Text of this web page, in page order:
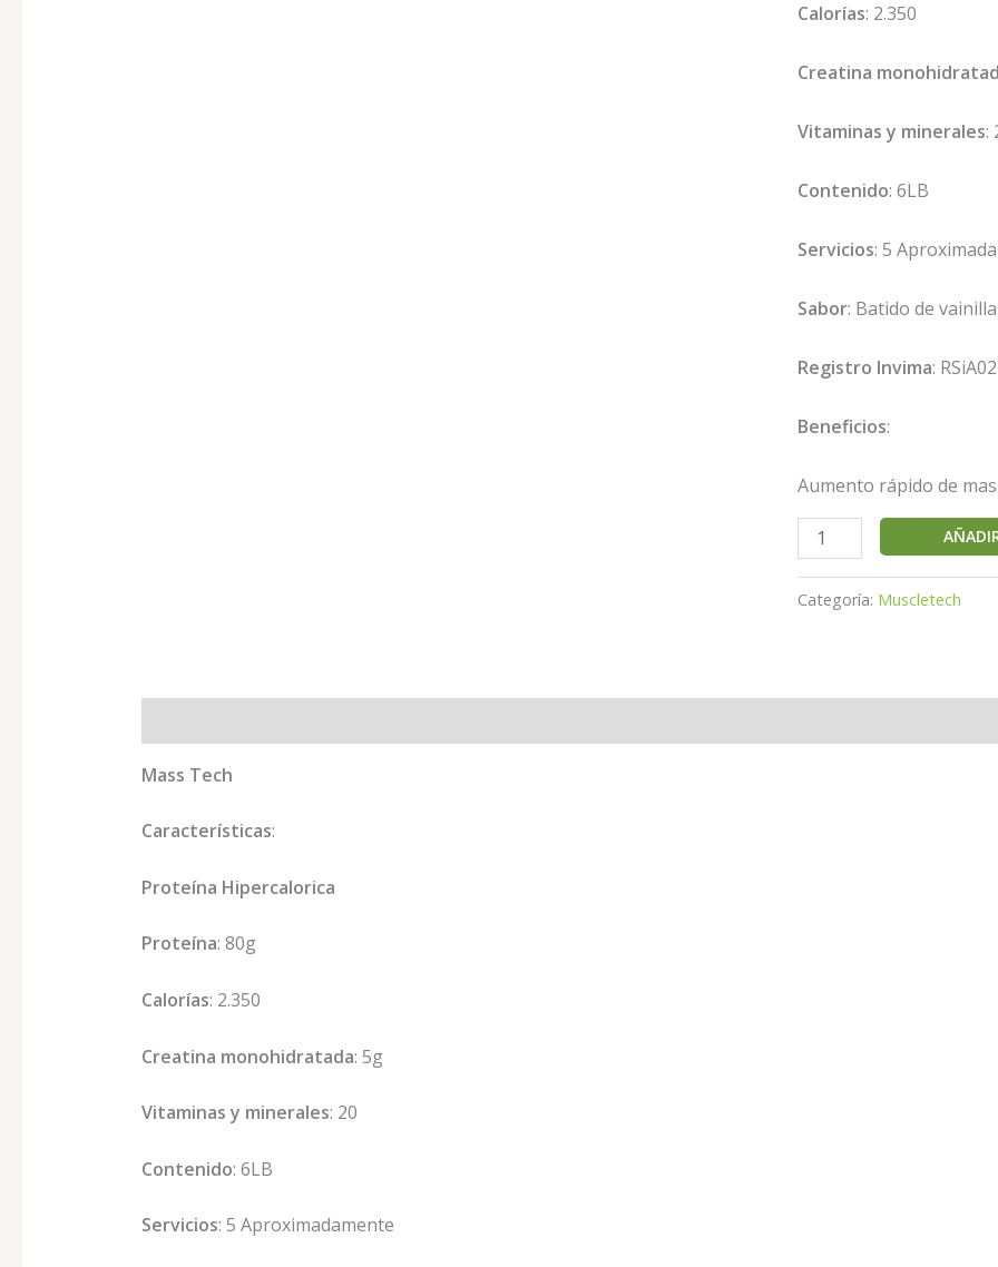
Calorías: 2.350
Creatina
Vitaminas y minerales:
Contenido: 6LB
Servicios: 5
Sabor: Batido de vainilla
Registro Invima:
Beneficios:
Aumento rápido de
Categoría: Muscletech
Mass Tech
Características:
Proteína Hipercalorica
Proteína: 80g
Calorías: 2.350
Creatina monohidratada: 5g
Vitaminas y minerales: 20
Contenido: 6LB
Servicios: 5 Aproximadamente